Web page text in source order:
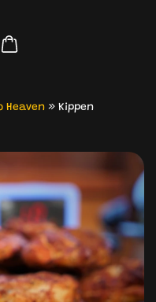
Heaven» Kippen